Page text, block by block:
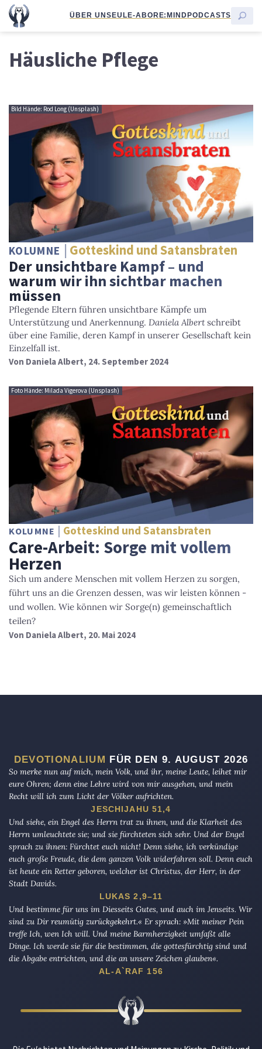
ÜBER UNSEULE-ABORE:MINDPODCASTS
Häusliche Pflege
Bild Hände: Rod Long (Unsplash)
KOLUMNE Gotteskind und Satansbraten
Der unsichtbare Kampf – und
warum wir ihn sichtbar machen
müssen
Pflegende Eltern führen unsichtbare Kämpfe um
Unterstützung und Anerkennung. Daniela Albertschreibt
über eine Familie, deren Kampf in unserer Gesellschaft kein
Einzelfall ist.
Von Daniela Albert, 24. September 2024
Foto Hände: Milada Vigerova (Unsplash)
KOLUMNE Gotteskind und Satansbraten
Care-Arbeit: Sorge mit vollem
Herzen
Sich um andere Menschen mit vollem Herzen zu sorgen,
führt uns an die Grenzen dessen, was wir leisten können -
und wollen. Wie können wir Sorge(n) gemeinschaftlich
teilen?
Von Daniela Albert, 20. Mai 2024
DEVOTIONALIUM FÜR DEN 9. AUGUST 2026
So merke nun auf mich, mein Volk, und ihr, meine Leute, leihet mir
eure Ohren; denn eine Lehre wird von mir ausgehen, und mein
Recht will ich zum Licht der Völker aufrichten.
JESCHIJAHU 51,4
Und siehe, ein Engel des Herrn trat zu ihnen, und die Klarheit des
Herrn umleuchtete sie; und sie fürchteten sich sehr. Und der Engel
sprach zu ihnen: Fürchtet euch nicht! Denn siehe, ich verkündige
euch große Freude, die dem ganzen Volk widerfahren soll. Denn euch
ist heute ein Retter geboren, welcher ist Christus, der Herr, in der
Stadt Davids.
LUKAS 2,9–11
Und bestimme für uns im Diesseits Gutes, und auch im Jenseits. Wir
sind zu Dir reumütig zurückgekehrt.« Er sprach: »Mit meiner Pein
treffe Ich, wen Ich will. Und meine Barmherzigkeit umfaßt alle
Dinge. Ich werde sie für die bestimmen, die gottesfürchtig sind und
die Abgabe entrichten, und die an unsere Zeichen glauben«.
AL-A`RAF 156